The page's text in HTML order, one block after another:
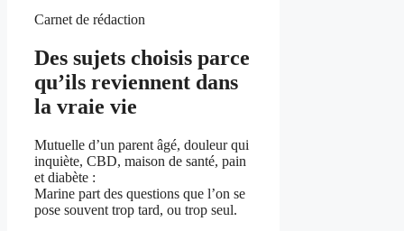
Carnet de rédaction
Des sujets choisis parce
qu’ils reviennent dans
la vraie vie
Mutuelle d’un parent âgé, douleur qui
inquiète, CBD, maison de santé, pain
et diabète :
Marine part des questions que l’on se
pose souvent trop tard, ou trop seul.